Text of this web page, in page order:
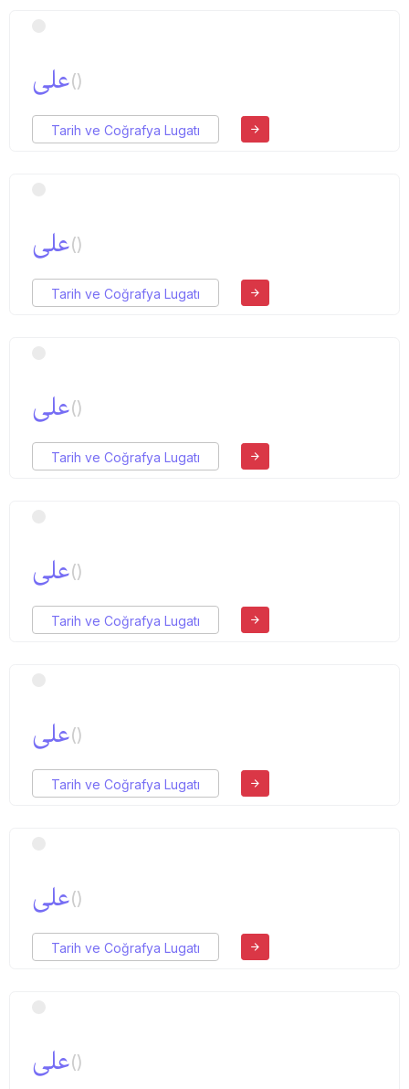
علی()
Tarih ve Coğrafya Lugatı
علی()
Tarih ve Coğrafya Lugatı
علی()
Tarih ve Coğrafya Lugatı
علی()
Tarih ve Coğrafya Lugatı
علی()
Tarih ve Coğrafya Lugatı
علی()
Tarih ve Coğrafya Lugatı
علی()